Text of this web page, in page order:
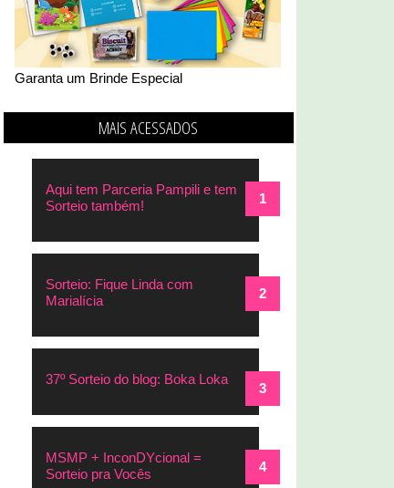
Garanta um Brinde Especial
MAIS ACESSADOS
Aqui tem Parceria Pampili e tem
Sorteio também!
Sorteio: Fique Linda com
Marialícia
37º Sorteio do blog: Boka Loka
MSMP + InconDYcional =
Sorteio pra Vocês